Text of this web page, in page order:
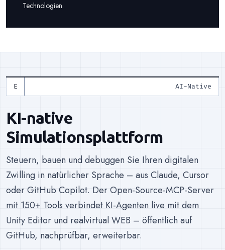
Technologien.
AI-Native
KI-native
Simulationsplattform
Steuern, bauen und debuggen Sie Ihren digitalen
Zwilling in natürlicher Sprache – aus Claude, Cursor
oder GitHub Copilot. Der Open-Source-MCP-Server
mit 150+ Tools verbindet KI-Agenten live mit dem
Unity Editor und realvirtual WEB – öffentlich auf
GitHub, nachprüfbar, erweiterbar.